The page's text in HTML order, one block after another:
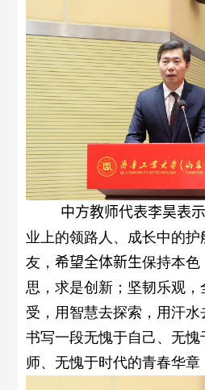
中方教师代表李昊表
业上的领路人、成长中的
友，希望全体新生保持本色
思，求是创新；坚韧乐观，
受，用智慧去探索，用汗水
书写一段无愧于自己、无
师、无愧于时代的青春华章